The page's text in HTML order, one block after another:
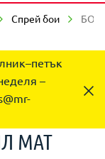
Спрей бои БОЯ
–
МАТ